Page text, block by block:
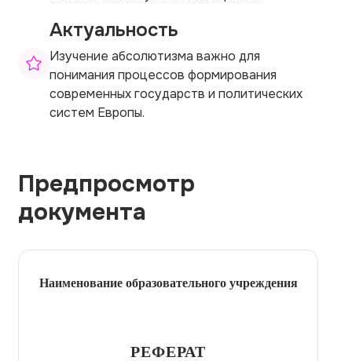
Актуальность
Изучение абсолютизма важно для
понимания процессов формирования
современных государств и политических
систем Европы.
Предпросмотр
документа
Наименование образовательного учреждения
РЕФЕРАТ